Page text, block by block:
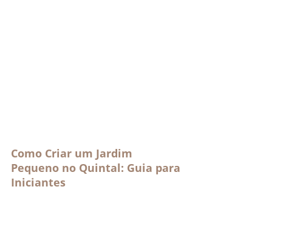
Como Criar um Jardim
Pequeno no Quintal: Guia para
Iniciantes